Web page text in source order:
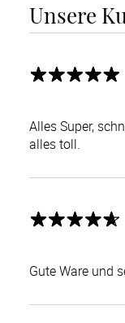
Unsere
Alles Super,
alles toll.
Gute Ware und